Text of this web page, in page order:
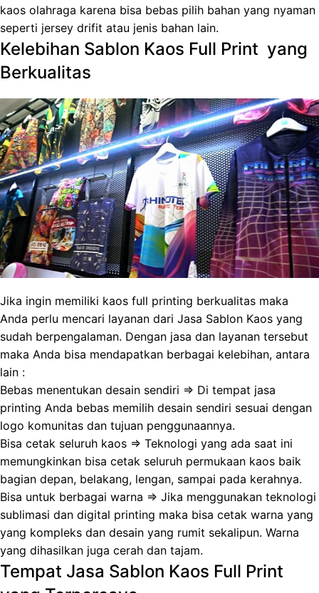
kaos olahraga karena bisa bebas pilih bahan yang nyaman
seperti jersey drifit atau jenis bahan lain.
Kelebihan Sablon Kaos Full Print yang
Berkualitas
Jika ingin memiliki kaos full printing berkualitas maka
Anda perlu mencari layanan dari Jasa Sablon Kaos yang
sudah berpengalaman. Dengan jasa dan layanan tersebut
maka Anda bisa mendapatkan berbagai kelebihan, antara
lain :
Bebas menentukan desain sendiri => Di tempat jasa
printing Anda bebas memilih desain sendiri sesuai dengan
logo komunitas dan tujuan penggunaannya.
Bisa cetak seluruh kaos => Teknologi yang ada saat ini
memungkinkan bisa cetak seluruh permukaan kaos baik
bagian depan, belakang, lengan, sampai pada kerahnya.
Bisa untuk berbagai warna => Jika menggunakan teknologi
sublimasi dan digital printing maka bisa cetak warna yang
yang kompleks dan desain yang rumit sekalipun. Warna
yang dihasilkan juga cerah dan tajam.
Tempat Jasa Sablon Kaos Full Print